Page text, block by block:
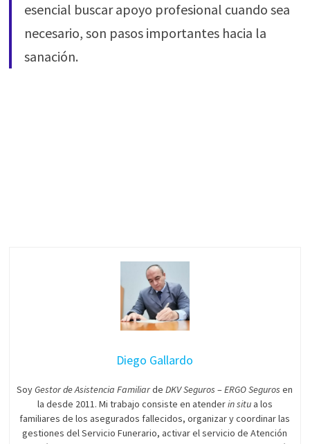
esencial buscar apoyo profesional cuando sea
necesario, son pasos importantes hacia la
sanación.
Diego Gallardo
SoyGestor de Asistencia FamiliardeDKV Seguros –ERGO Seguros en
la desde 2011. Mi trabajo consiste en atenderin situa los
familiares de los asegurados fallecidos, organizar y coordinar las
gestiones del Servicio Funerario, activar el servicio de Atención